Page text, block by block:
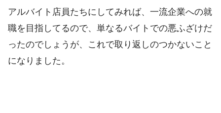
アルバイト店員たちにしてみれば、一流企業への就
職を目指してるので、単なるバイトでの悪ふざけだ
ったのでしょうが、これで取り返しのつかないこと
になりました。